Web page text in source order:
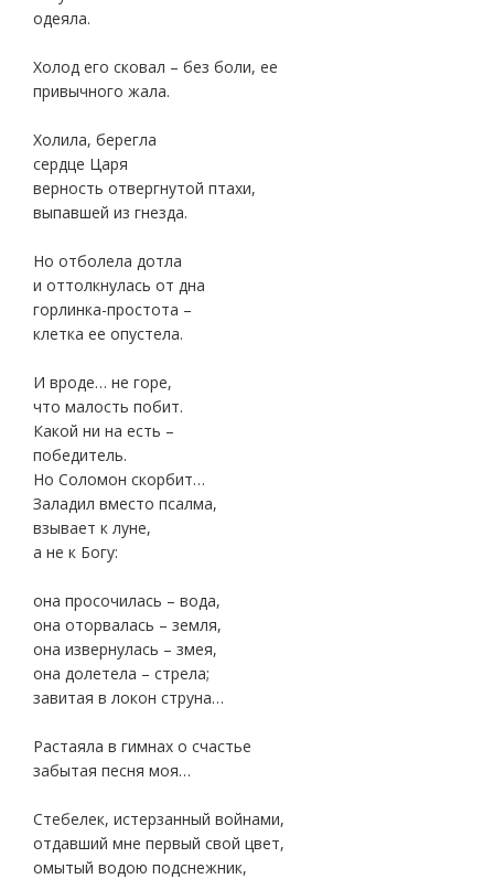
одеяла.
Холод его сковал – без боли, ее
привычного жала.
Холила, берегла
сердце Царя
верность отвергнутой птахи,
выпавшей из гнезда.
Но отболела дотла
и оттолкнулась от дна
горлинка-простота –
клетка ее опустела.
И вроде… не горе,
что малость побит.
Какой ни на есть –
победитель.
Но Соломон скорбит…
Заладил вместо псалма,
взывает к луне,
а не к Богу:
она просочилась – вода,
она оторвалась – земля,
она извернулась – змея,
она долетела – стрела;
завитая в локон струна…
Растаяла в гимнах о счастье
забытая песня моя…
Стебелек, истерзанный войнами,
отдавший мне первый свой цвет,
омытый водою подснежник,